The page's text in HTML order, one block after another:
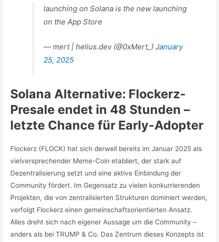
launching on Solana is the new launching
on the App Store
— mert | helius.dev (@0xMert_)January
25, 2025
Solana Alternative: Flockerz-
Presale endet in 48 Stunden –
letzte Chance für Early-Adopter
Flockerz (FLOCK) hat sich derweil bereits im Januar 2025 als
vielversprechender Meme-Coin etabliert, der stark auf
Dezentralisierung setzt und eine aktive Einbindung der
Community fördert. Im Gegensatz zu vielen konkurrierenden
Projekten, die von zentralisierten Strukturen dominiert werden,
verfolgt Flockerz einen gemeinschaftsorientierten Ansatz.
Alles dreht sich nach eigener Aussage um die Community –
anders als bei TRUMP & Co. Das Zentrum dieses Konzepts ist